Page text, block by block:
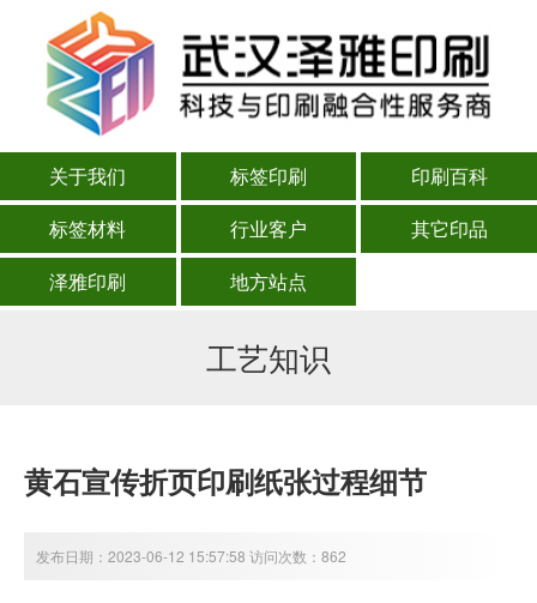
关于我们 标签印刷
印刷百科
标签材料
行业客户
其它印品
泽雅印刷
地方站点
工艺知识
黄石宣传折页印刷纸张过程细节
发布日期：2023-06-12 15:57:58 访问次数：862